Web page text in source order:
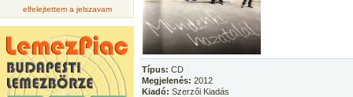
elfelejtettem a jelszavam
Típus: CD
Megjelenés: 2012
Kiadó: Szerzői Kiadás